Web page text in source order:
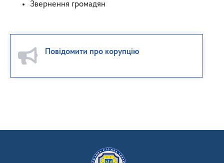
Звернення громадян
Повідомити про корупцію